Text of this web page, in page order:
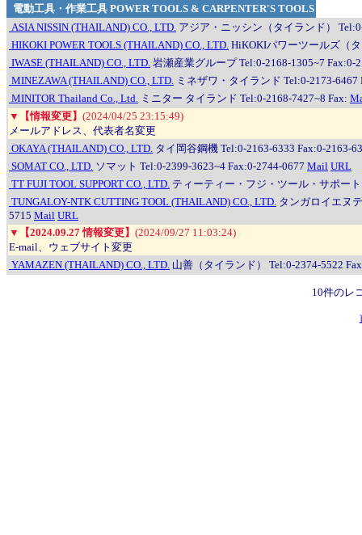
電動工具・作業工具 POWER TOOLS & CARPENTER'S TOOLS
ASIA NISSIN (THAILAND) CO., LTD. アジア・ニッシン（タイランド）
HIKOKI POWER TOOLS (THAILAND) CO., LTD. HiKOKIパワーツールズ（
IWASE (THAILAND) CO., LTD. 岩瀬産業グループ Tel:0-2168-1305~7 Fax:0-
MINEZAWA (THAILAND) CO., LTD. ミネザワ・タイランド Tel:0-2173-6467
MINITOR Thailand Co., Ltd. ミニター タイランド Tel:0-2168-7427~8 Fax:
▼
【情報変更】 (2024/04/25 23:15:49)
メールアドレス、代表者名変更
OKAYA (THAILAND) CO., LTD. タイ岡谷鋼機 Tel:0-2163-6333 Fax:0-2163-
SOMAT CO., LTD. ソマット Tel:0-2399-3623~4 Fax:0-2744-0677 Mail URL
TT FUJI TOOL SUPPORT CO., LTD. ティーティー・フジ・ツール・サポー
TUNGALOY-NTK CUTTING TOOL (THAILAND) CO., LTD. タンガロイエヌ
5715 Mail URL
▼
【2024.09.27 情報変更】 (2024/09/27 11:03:24)
E-mail、ウェブサイト変更
YAMAZEN (THAILAND) CO., LTD. 山善（タイランド） Tel:0-2374-5522
10件のレ